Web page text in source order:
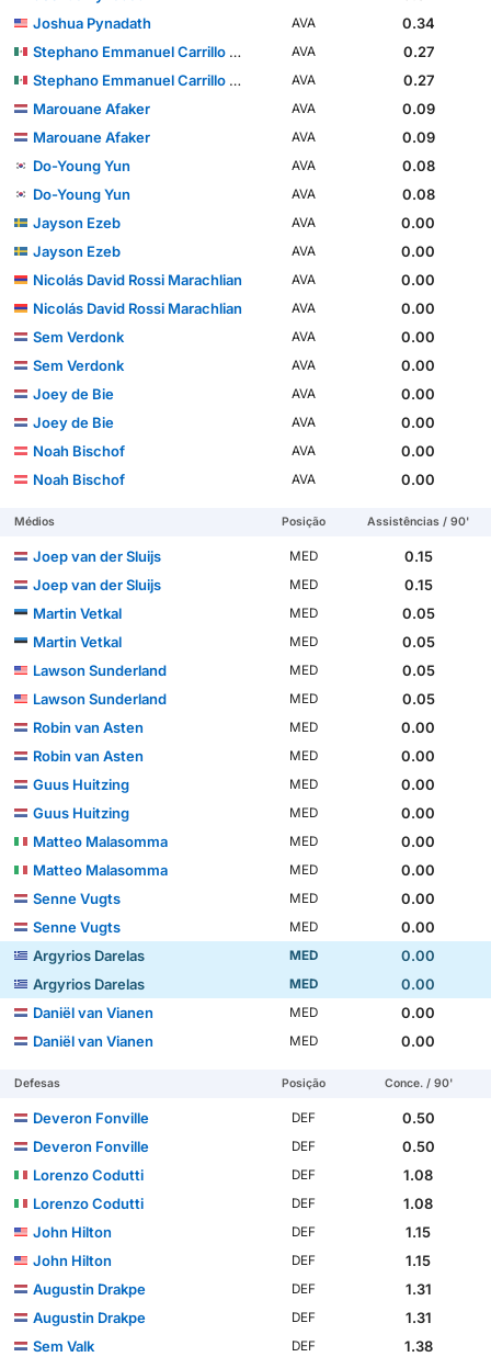
Joshua Pynadath
AVA
0.34
Stephano Emmanuel Carrillo Calderón
AVA
0.27
Stephano Emmanuel Carrillo Calderón
AVA
0.27
Marouane Afaker
AVA
0.09
Marouane Afaker
AVA
0.09
Do-Young Yun
AVA
0.08
Do-Young Yun
AVA
0.08
Jayson Ezeb
AVA
0.00
Jayson Ezeb
AVA
0.00
Nicolás David Rossi Marachlian
AVA
0.00
Nicolás David Rossi Marachlian
AVA
0.00
Sem Verdonk
AVA
0.00
Sem Verdonk
AVA
0.00
Joey de Bie
AVA
0.00
Joey de Bie
AVA
0.00
Noah Bischof
AVA
0.00
Noah Bischof
AVA 0.00
Médios Posição Assistências / 90'
Joep van der Sluijs MED
0.15
Joep van der Sluijs
MED
0.15
Martin Vetkal
MED
0.05
Martin Vetkal
MED
0.05
Lawson Sunderland
MED
0.05
Lawson Sunderland
MED
0.05
Robin van Asten
MED
0.00
Robin van Asten
MED
0.00
Guus Huitzing
MED
0.00
Guus Huitzing
MED
0.00
Matteo Malasomma
MED
0.00
Matteo Malasomma
MED
0.00
Senne Vugts
MED
0.00
Senne Vugts
MED
0.00
Argyrios Darelas
MED
0.00
Argyrios Darelas
MED
0.00
Daniël van Vianen
MED
0.00
Daniël van Vianen
MED 0.00
Defesas Posição Conce. / 90'
Deveron Fonville DEF
0.50
Deveron Fonville
DEF
0.50
Lorenzo Codutti
DEF
1.08
Lorenzo Codutti
DEF
1.08
John Hilton
DEF
1.15
John Hilton
DEF
1.15
Augustin Drakpe
DEF
1.31
Augustin Drakpe
DEF
1.31
Sem Valk
DEF
1.38